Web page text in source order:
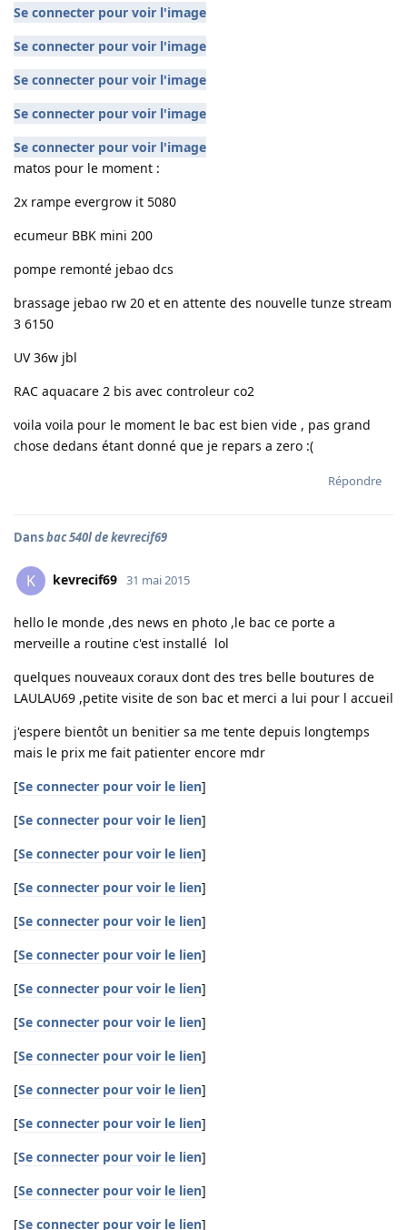
Se connecter pour voir l'image
Se connecter pour voir l'image
Se connecter pour voir l'image
Se connecter pour voir l'image
Se connecter pour voir l'image
matos pour le moment :
2x rampe evergrow it 5080
ecumeur BBK mini 200
pompe remonté jebao dcs
brassage jebao rw 20 et en attente des nouvelle tunze stream
3 6150
UV 36w jbl
RAC aquacare 2 bis avec controleur co2
voila voila pour le moment le bac est bien vide , pas grand
chose dedans étant donné que je repars a zero :(
Répondre
Dansbac 540l de kevrecif69
K kevrecif69 31 mai 2015
hello le monde ,des news en photo ,le bac ce porte a
merveille a routine c'est installé lol
quelques nouveaux coraux dont des tres belle boutures de
LAULAU69 ,petite visite de son bac et merci a lui pour l accueil
j'espere bientôt un benitier sa me tente depuis longtemps
mais le prix me fait patienter encore mdr
[Se connecter pour voir le lien]
[Se connecter pour voir le lien]
[Se connecter pour voir le lien]
[Se connecter pour voir le lien]
[Se connecter pour voir le lien]
[Se connecter pour voir le lien]
[Se connecter pour voir le lien]
[Se connecter pour voir le lien]
[Se connecter pour voir le lien]
[Se connecter pour voir le lien]
[Se connecter pour voir le lien]
[Se connecter pour voir le lien]
[Se connecter pour voir le lien]
[Se connecter pour voir le lien]